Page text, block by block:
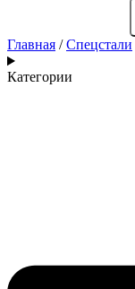
Главная /Спецстали
Категории